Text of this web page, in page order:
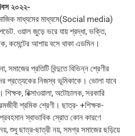
২০২২-
মাধ্যমের মাধ্যমে(Social media)
ওয়াল জুড়ে ভরে যায় শ্রদ্ধা, ভক্তি,
কমেন্টের আশায় বসে থাকা এডমিন।
প্রতিটি বিন্দুতে বিভিন্ন শ্রেণীর
প্রত্যেকের নিজস্ব ভূমিকাকে। ভোলা যাবে
শিক্ষক, রিক্সাওয়ালা, অটোচালক, সরকারি
শ্রমিক শ্রেণী‌। ছাত্র- +শিক্ষক-
স্বাভাবিক স্রোত কোন কারণে
শুধু ছাত্র-ছাত্রী নয়, সমগ্র সমাজের ছড়িয়ে